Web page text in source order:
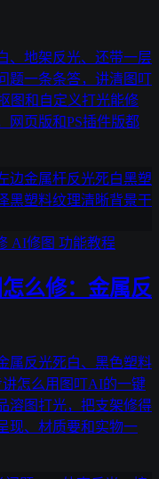
、地架反光、还带一层
题一条条答，讲清图叮
图和自定义打光能修
网页版和PS插件版都
AI修图 功能教程
么修：金属反
属反光死白、黑色塑料
怎么用图叮AI的一键
溶图打光，把支架修得
现、材质要和实物一